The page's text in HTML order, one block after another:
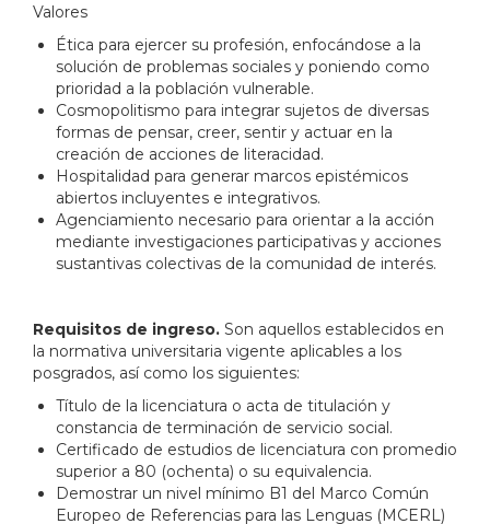
Valores
Ética para ejercer su profesión, enfocándose a la
solución de problemas sociales y poniendo como
prioridad a la población vulnerable.
Cosmopolitismo para integrar sujetos de diversas
formas de pensar, creer, sentir y actuar en la
creación de acciones de literacidad.
Hospitalidad para generar marcos epistémicos
abiertos incluyentes e integrativos.
Agenciamiento necesario para orientar a la acción
mediante investigaciones participativas y acciones
sustantivas colectivas de la comunidad de interés.
Requisitos de ingreso. Son aquellos establecidos en
la normativa universitaria vigente aplicables a los
posgrados, así como los siguientes:
Título de la licenciatura o acta de titulación y
constancia de terminación de servicio social.
Certificado de estudios de licenciatura con promedio
superior a 80 (ochenta) o su equivalencia.
Demostrar un nivel mínimo B1 del Marco Común
Europeo de Referencias para las Lenguas (MCERL)